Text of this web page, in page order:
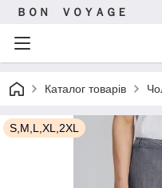
ＢＯＮ ＶＯＹＡＧＥ
Каталог товарів
S,M,L,XL,2XL